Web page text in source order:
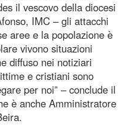
il vescovo della diocesi
IMC – gli attacchi
aree e la popolazione è
vivono situazioni
diffuso nei notiziari
e cristiani sono
per noi” – conclude il
è anche Amministratore